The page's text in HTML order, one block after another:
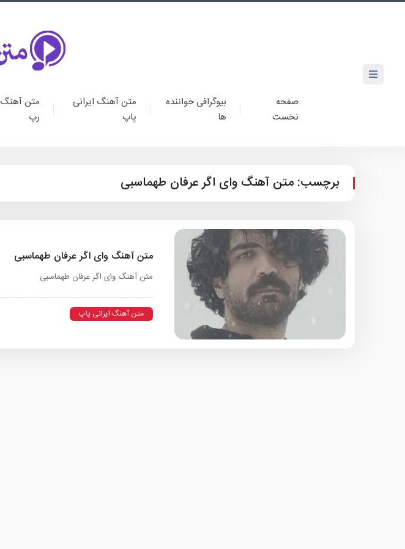
صفحه
نخست
بیوگرافی خواننده
ها
متن آهنگ ایرانی
پاپ
متن آهنگ
رپ
برچسب: متن آهنگ وای اگر عرفان طهماسبی
متن آهنگ وای اگر عرفان طهماسبی
متن آهنگ وای اگر عرفان طهماسبی
متن آهنگ ایرانی پاپ